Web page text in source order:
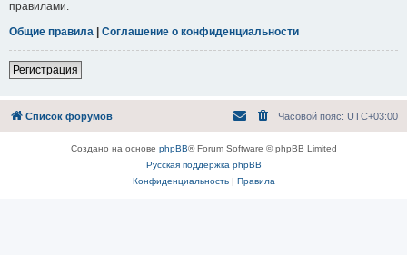
правилами.
Общие правила | Соглашение о конфиденциальности
Регистрация
Список форумов Часовой пояс: UTC+03:00
Создано на основе phpBB® Forum Software © phpBB Limited
Русская поддержка phpBB
Конфиденциальность| Правила